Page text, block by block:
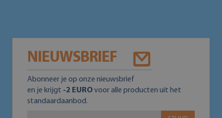
NIEUWSBRIEF
Abonneer je op onze nieuwsbrief
en je krijgt -2 EUROvoor alle producten uit het
standaardaanbod.